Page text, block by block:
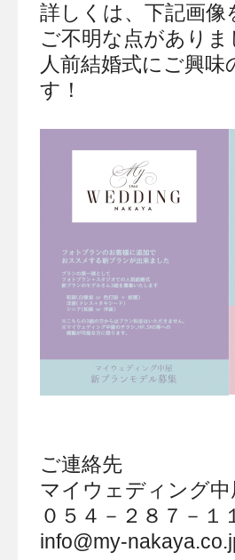
詳しくは、下記画
ご不明な点があり
人前結婚式にご興
す！
ご連絡先
マイウェディング
０５４－２８７－１
info@my-